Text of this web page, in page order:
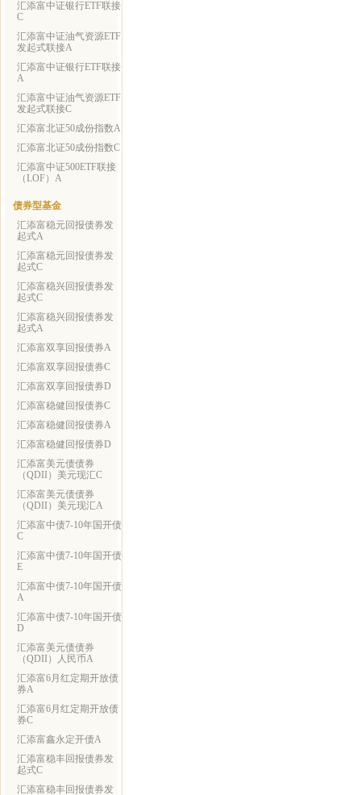
汇添富中证银行ETF联接
C
汇添富中证油气资源ETF
发起式联接A
汇添富中证银行ETF联接
A
汇添富中证油气资源ETF
发起式联接C
汇添富北证50成份指数A
汇添富北证50成份指数C
汇添富中证500ETF联接
（LOF）A
债券型基金
汇添富稳元回报债券发
起式A
汇添富稳元回报债券发
起式C
汇添富稳兴回报债券发
起式C
汇添富稳兴回报债券发
起式A
汇添富双享回报债券A
汇添富双享回报债券C
汇添富双享回报债券D
汇添富稳健回报债券C
汇添富稳健回报债券A
汇添富稳健回报债券D
汇添富美元债债券
（QDII）美元现汇C
汇添富美元债债券
（QDII）美元现汇A
汇添富中债7-10年国开债
C
汇添富中债7-10年国开债
E
汇添富中债7-10年国开债
A
汇添富中债7-10年国开债
D
汇添富美元债债券
（QDII）人民币A
汇添富6月红定期开放债
券A
汇添富6月红定期开放债
券C
汇添富鑫永定开债A
汇添富稳丰回报债券发
起式C
汇添富稳丰回报债券发